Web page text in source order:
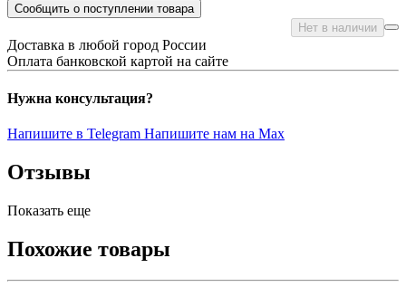
Сообщить о поступлении товара
Нет в наличии
Доставка в любой город России
Оплата банковской картой на сайте
Нужна консультация?
Напишите в Telegram Напишите нам на Max
Отзывы
Показать еще
Похожие товары